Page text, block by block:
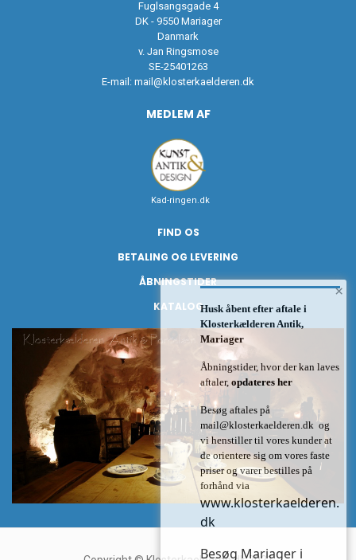
Fuglsangsgade 4
DK - 9550 Mariager
Danmark
v. Jan Ringsmose
SE-25401263
E-mail: mail@klosterkaelderen.dk
MEDLEM AF
Kad-ringen.dk
FIND OS
BETALING OG LEVERING
ÅBNINGSTIDER
KATALOG
×
Husk åbent efter aftale i
Klosterkælderen Antik,
Mariager
Åbningstider, hvor der kan laves
aftaler, opdateres her
Besøg aftales på
mail@klosterkaelderen.dk og
vi henstiller til vores kunder at
de orientere sig om vores faste
priser og varer bestilles på
forhånd via
www.klosterkaelderen.
dk
Besøg Mariager i